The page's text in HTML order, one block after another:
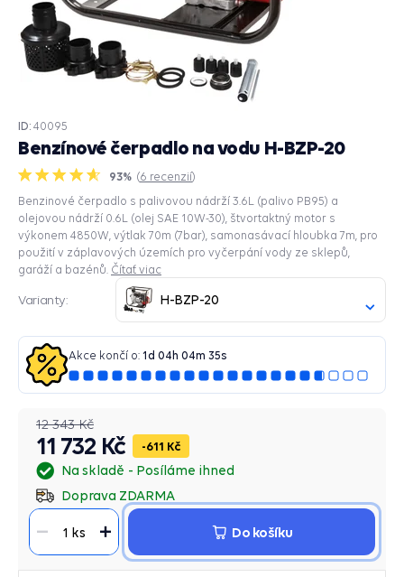
Benzínové čerpadlo na vodu H-BZP-20
93% (6 recenzií)
ID: 40095
Benzinové čerpadlo s palivovou nádrží 3.6L (palivo PB95) a
olejovou nádrží 0.6L (olej SAE 10W-30), štvortaktný motor s
výkonem 4850W, výtlak 70m (7bar), samonasávací hloubka 7m, pro
použití v záplavových územích pro vyčerpání vody ze sklepů,
garáží a bazénů. Čítať viac
Varianty: H-BZP-20
Na skladě
Posíláme ihned
Doprava ZDARMA
611 Kč
Akce končí o: 1d 04 h 04m 33s
12 343 Kč
11 732 Kč
1 ks Do košíku